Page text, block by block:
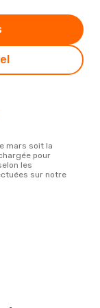
pour
les
sur notre